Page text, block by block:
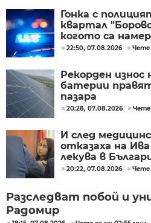
Гонка с
квартал
когото са
22:50, 07.08.2026 Чете
Рекорден
батерии
пазара
20:28, 07.08.2026 Чете
И след
отказаха на
лекува в
20:22, 07.08.2026 Чете
Разследват побой и
Радомир